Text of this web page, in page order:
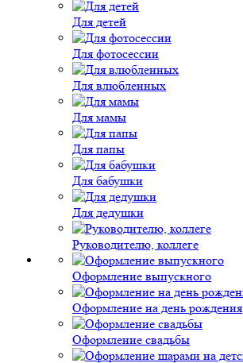
Для детей
Для фотосессии
Для влюбленных
Для мамы
Для папы
Для бабушки
Для дедушки
Руководителю, коллеге
Оформление выпускного
Оформление на день рождения
Оформление свадьбы